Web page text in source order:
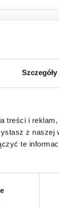
Szczegóły
treści i
z naszej
te